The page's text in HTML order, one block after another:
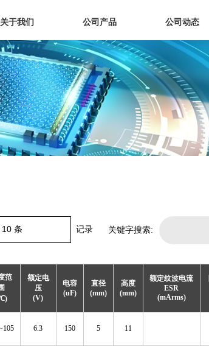
关于我们 公司产品 公司动态
记录 关键字搜索:
范
额定电
压
(V)
电容
(uF)
直径
(mm)
高度
(mm)
额定纹波电流
ESR
(mArms)
6.3 150 5 11